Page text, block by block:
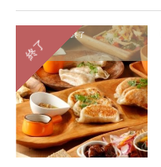
終了
募集終了
報告期間：
終了